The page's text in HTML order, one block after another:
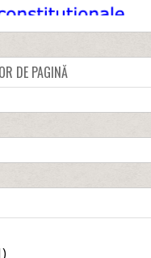
DE PAGINĂ